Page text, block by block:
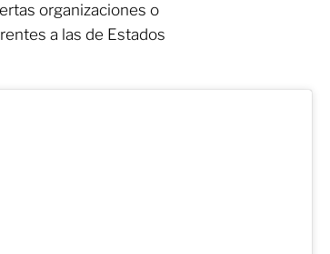
organizaciones o
a las de Estados